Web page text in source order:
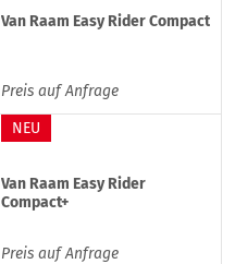
Van Raam Easy Rider Compact
Preis auf Anfrage
NEU
Van Raam Easy Rider
Compact+
Preis auf Anfrage